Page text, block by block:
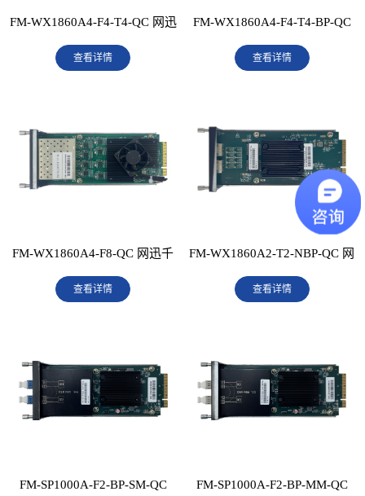
FM-WX1860A4-F4-T4-QC 网迅
千兆4光4电扩展卡
查看详情
FM-WX1860A4-F4-T4-BP-QC
网迅千兆4光4电-2BP扩展卡
查看详情
FM-WX1860A4-F8-QC 网迅千
兆8光口扩展卡
查看详情
FM-WX1860A2-T2-NBP-QC 网
迅千兆2电-BP扩展卡(NBP)
查看详情
FM-SP1000A-F2-BP-SM-QC FM-SP1000A-F2-BP-MM-QC